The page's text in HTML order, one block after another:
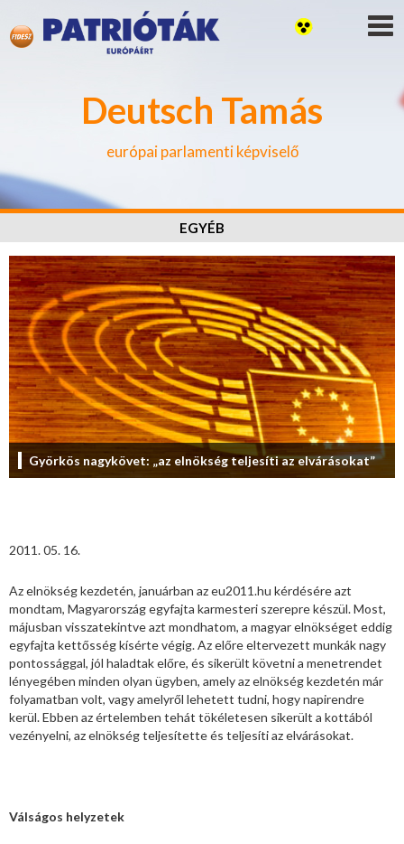
Deutsch Tamás
európai parlamenti képviselő
EGYÉB
Györkös nagykövet: „az elnökség teljesíti az elvárásokat”
2011. 05. 16.
Az elnökség kezdetén, januárban az eu2011.hu kérdésére azt
mondtam, Magyarország egyfajta karmesteri szerepre készül. Most,
májusban visszatekintve azt mondhatom, a magyar elnökséget eddig
egyfajta kettősség kísérte végig. Az előre eltervezett munkák nagy
pontossággal, jól haladtak előre, és sikerült követni a menetrendet
lényegében minden olyan ügyben, amely az elnökség kezdetén már
folyamatban volt, vagy amelyről lehetett tudni, hogy napirendre
kerül. Ebben az értelemben tehát tökéletesen sikerült a kottából
vezényelni, az elnökség teljesítette és teljesíti az elvárásokat.
Válságos helyzetek